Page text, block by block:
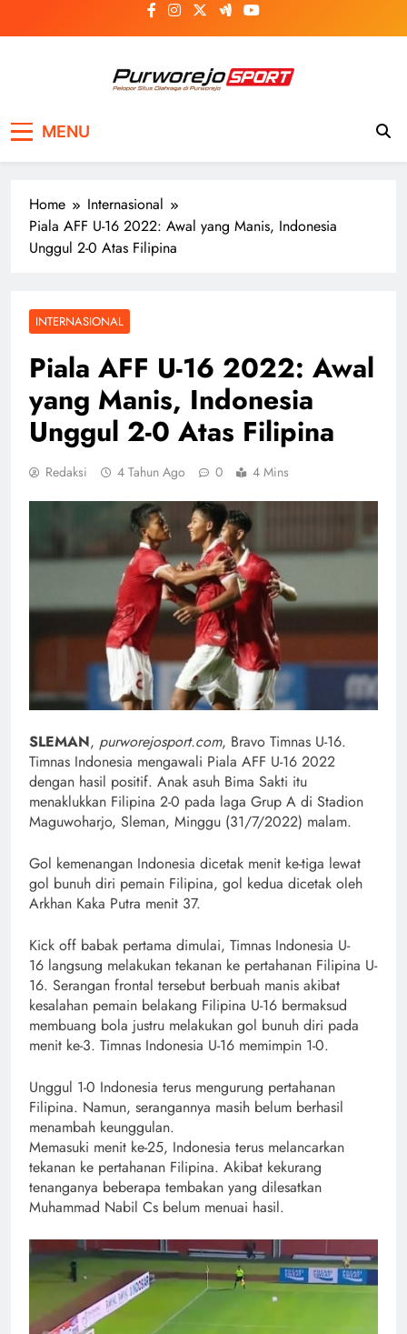
to
MENU
Home
Internasional
Piala AFF U-16 2022: Awal yang Manis, Indonesia
Unggul 2-0 Atas Filipina
INTERNASIONAL
Piala AFF U-16 2022: Awal
yang Manis, Indonesia
Unggul 2-0 Atas Filipina
Redaksi 4 Tahun Ago 0 4 Mins
SLEMAN, purworejosport.com, Bravo Timnas U-16.
Timnas Indonesia mengawali Piala AFF U-16 2022
dengan hasil positif. Anak asuh Bima Sakti itu
menaklukkan Filipina 2-0 pada laga Grup A di Stadion
Maguwoharjo, Sleman, Minggu (31/7/2022) malam.
Gol kemenangan Indonesia dicetak menit ke-tiga lewat
gol bunuh diri pemain Filipina, gol kedua dicetak oleh
Arkhan Kaka Putra menit 37.
Kick off babak pertama dimulai, Timnas Indonesia U-
16 langsung melakukan tekanan ke pertahanan Filipina U-
16. Serangan frontal tersebut berbuah manis akibat
kesalahan pemain belakang Filipina U-16 bermaksud
membuang bola justru melakukan gol bunuh diri pada
menit ke-3. Timnas Indonesia U-16 memimpin 1-0.
Unggul 1-0 Indonesia terus mengurung pertahanan
Filipina. Namun, serangannya masih belum berhasil
menambah keunggulan.
Memasuki menit ke-25, Indonesia terus melancarkan
tekanan ke pertahanan Filipina. Akibat kekurang
tenanganya beberapa tembakan yang dilesatkan
Muhammad Nabil Cs belum menuai hasil.